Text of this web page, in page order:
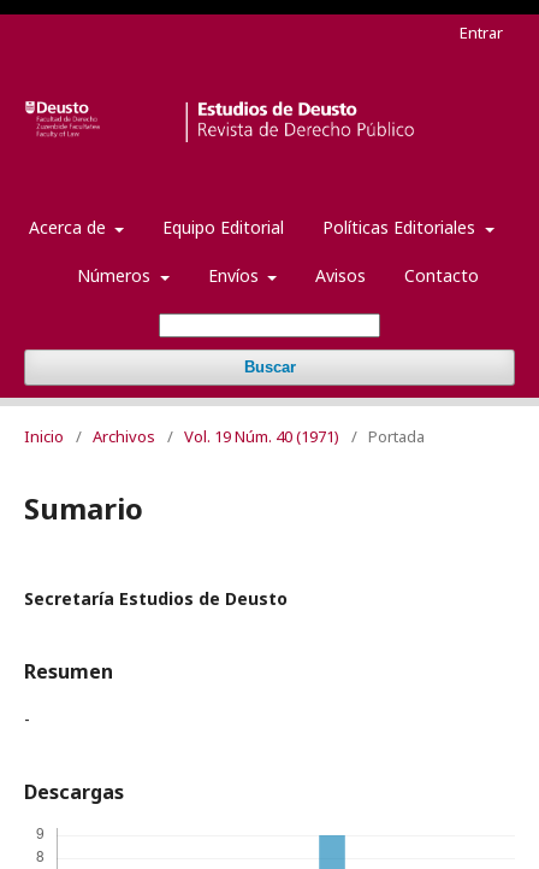
Acerca de Equipo Editorial Políticas Editoriales
Números Envíos Avisos Contacto
Buscar
Entrar
Inicio / Archivos / Vol. 19 Núm. 40 (1971) / Portada
Sumario
Secretaría Estudios de Deusto
Resumen
-
Descargas